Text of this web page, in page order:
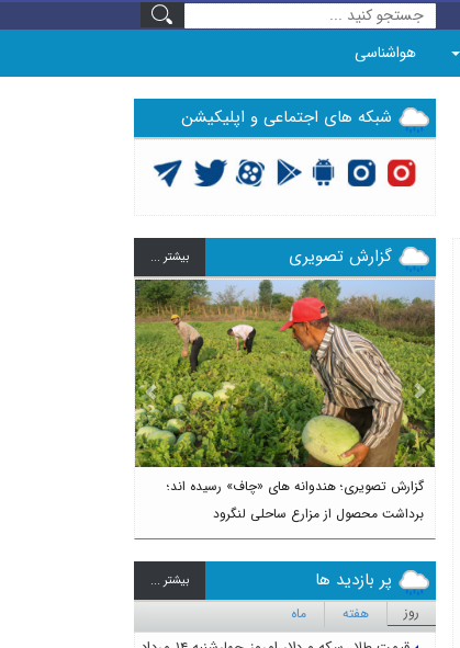
هواشناسی
شبکه های اجتماعی و اپلیکیشن
گزارش تصویری بيشتر ...
گزارش تصویری؛ هندوانه های «چاف» رسیده اند؛
برداشت محصول از مزارع ساحلی لنگرود
Previous Next
پر بازدید ها بيشتر ...
روز هفته ماه